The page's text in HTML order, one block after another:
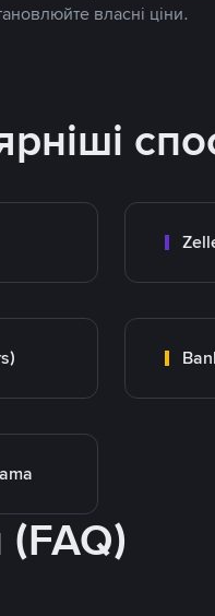
власні ціни.